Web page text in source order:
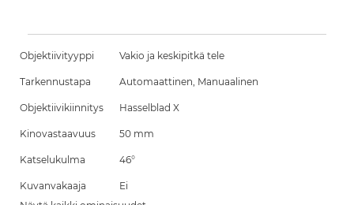
Objektiivityyppi Vakio ja keskipitkä tele
Tarkennustapa Automaattinen, Manuaalinen
Objektiivikiinnitys Hasselblad X
Kinovastaavuus 50 mm
Katselukulma 46°
Kuvanvakaaja
Ei